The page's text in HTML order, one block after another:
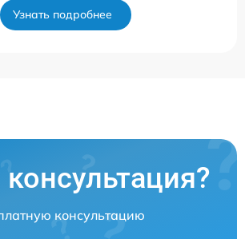
Узнать подробнее
консультацию